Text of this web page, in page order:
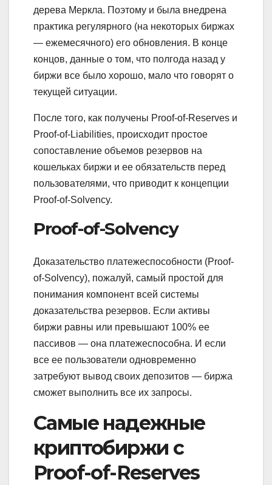
дерева Меркла. Поэтому и была внедрена
практика регулярного (на некоторых биржах
— ежемесячного) его обновления. В конце
концов, данные о том, что полгода назад у
биржи все было хорошо, мало что говорят о
текущей ситуации.
После того, как получены Proof-of-Reserves и
Proof-of-Liabilities, происходит простое
сопоставление объемов резервов на
кошельках биржи и ее обязательств перед
пользователями, что приводит к концепции
Proof-of-Solvency.
Proof-of-Solvency
Доказательство платежеспособности (Proof-
of-Solvency), пожалуй, самый простой для
понимания компонент всей системы
доказательства резервов. Если активы
биржи равны или превышают 100% ее
пассивов — она платежеспособна. И если
все ее пользователи одновременно
затребуют вывод своих депозитов — биржа
сможет выполнить все их запросы.
Самые надежные
криптобиржи с
Proof-of-Reserves